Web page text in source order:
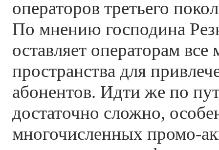
операторов третьего
По мнению господина
оставляет операторам
пространства для
абонентов. Идти же по
достаточно сложно,
многочисленных промо-